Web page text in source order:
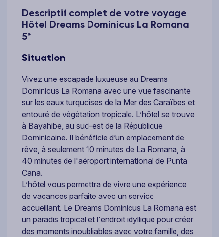
Descriptif complet de votre voyage
Hôtel Dreams Dominicus La Romana
5*
Situation
Vivez une escapade luxueuse au Dreams
Dominicus La Romana avec une vue fascinante
sur les eaux turquoises de la Mer des Caraïbes et
entouré de végétation tropicale. L’hôtel se trouve
à Bayahibe, au sud-est de la République
Dominicaine. Il bénéficie d’un emplacement de
rêve, à seulement 10 minutes de La Romana, à
40 minutes de l'aéroport international de Punta
Cana.
L’hôtel vous permettra de vivre une expérience
de vacances parfaite avec un service
accueillant. Le Dreams Dominicus La Romana est
un paradis tropical et l'endroit idyllique pour créer
des moments inoubliables avec votre famille, des